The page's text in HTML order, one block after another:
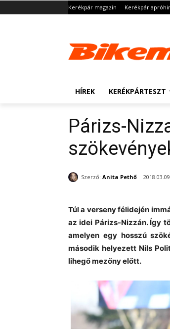
Kerékpár magazin Kerékpár
HÍREK KERÉKPÁRTESZT
Párizs-
Szerző: Anita Pethő
Túl a verseny félidején
az idei Párizs-Nizzán. Így
amelyen egy hosszú
második helyezett Nils
lihegő mezőny előtt.